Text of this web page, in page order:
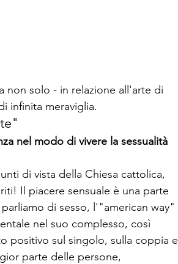
non solo - in relazione all'arte di
infinita meraviglia.
nel modo di vivere la sessualità
di vista della Chiesa cattolica,
Il piacere sensuale è una parte
di sesso, l'"american way"
nel suo complesso, così
positivo sul singolo, sulla coppia e
parte delle persone,